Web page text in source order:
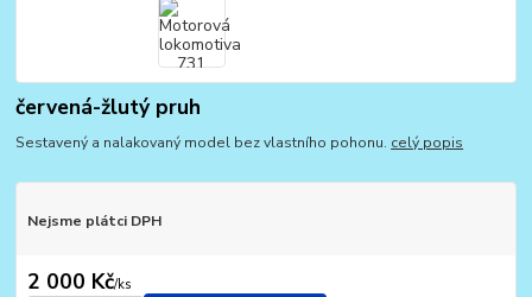
červená-žlutý pruh
Sestavený a nalakovaný model bez vlastního pohonu. celý popis
Nejsme plátci DPH
2 000 Kč/ks